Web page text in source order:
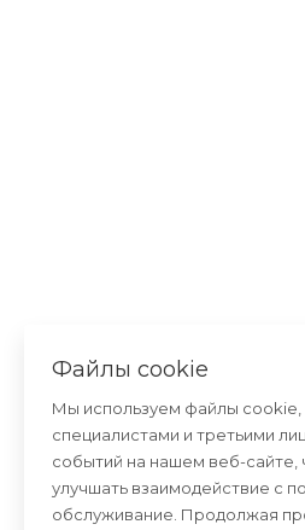
Файлы cookie
Мы используем файлы
специалистами и третьими
событий на нашем веб-сайте,
улучшать взаимодействие с
обслуживание. Продолжая